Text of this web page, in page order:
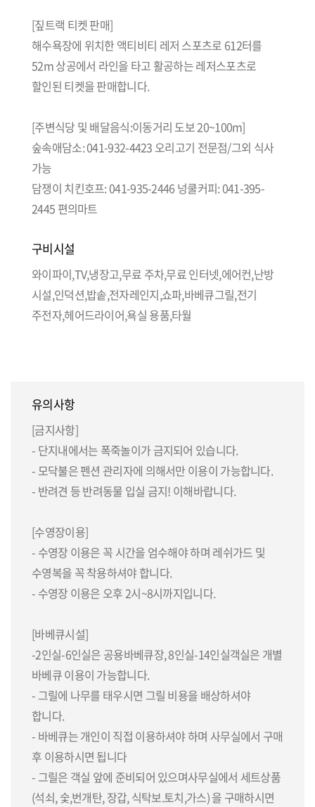
[짚트랙 티켓 판매]
해수욕장에 위치한 액티비티 레저 스포츠로 612터를
52m 상공에서 라인을 타고 활공하는 레저스포츠로
할인된 티켓을 판매합니다.
[주변식당 및 배달음식:이동거리 도보 20~100m]
숲속애담소: 041-932-4423 오리고기 전문점/그외 식사
가능
담쟁이 치킨호프: 041-935-2446 넝쿨커피: 041-395-
2445 편의마트
구비시설
와이파이,TV,냉장고,무료 주차,무료 인터넷,에어컨,난방
시설,인덕션,밥솥,전자레인지,쇼파,바베큐그릴,전기
주전자,헤어드라이어,욕실 용품,타월
유의사항
[금지사항]
- 단지내에서는 폭죽놀이가 금지되어 있습니다.
- 모닥불은 펜션 관리자에 의해서만 이용이 가능합니다.
- 반려견 등 반려동물 입실 금지! 이해바랍니다.
[수영장이용]
- 수영장 이용은 꼭 시간을 엄수해야 하며 레쉬가드 및
수영복을 꼭 착용하셔야 합니다.
- 수영장 이용은 오후 2시~8시까지입니다.
[바베큐시설]
-2인실-6인실은 공용바베큐장, 8인실-14인실객실은 개별
바베큐 이용이 가능합니다.
- 그릴에 나무를 태우시면 그릴 비용을 배상하셔야
합니다.
- 바베큐는 개인이 직접 이용하셔야 하며 사무실에서 구매
후 이용하시면 됩니다
- 그릴은 객실 앞에 준비되어 있으며사무실에서 세트상품
(석쇠, 숯,번개탄, 장갑, 식탁보.토치,가스) 을 구매하시면